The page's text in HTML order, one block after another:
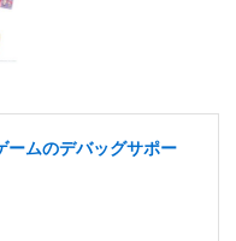
ームのデバッグサポー